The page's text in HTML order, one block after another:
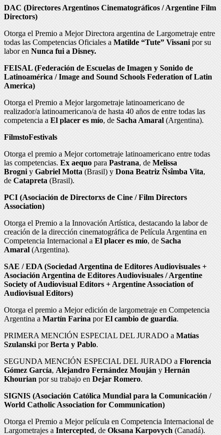
DAC (Directores Argentinos Cinematográficos / Argentine Film
Directors)
Otorga el Premio a Mejor Directora argentina de Largometraje entre
todas las Competencias Oficiales a Matilde “Tute” Vissani por su
labor en Nunca fui a Disney.
FEISAL (Federación de Escuelas de Imagen y Sonido de
Latinoamérica / Image and Sound Schools Federation of Latin
America)
Otorga el Premio a Mejor largometraje latinoamericano de
realizador/a latinoamericano/a de hasta 40 años de entre todas las
competencia a El placer es mío, de Sacha Amaral (Argentina).
FilmstoFestivals
Otorga el premio a Mejor cortometraje latinoamericano entre todas
las competencias. Ex aequo para Pastrana, de Melissa
Brogni y Gabriel Motta (Brasil) y Dona Beatriz Ñsîmba Vita,
de Catapreta (Brasil).
PCI (Asociación de Directorxs de Cine / Film Directors
Association)
Otorga el Premio a la Innovación Artística, destacando la labor de
creación de la dirección cinematográfica de Película Argentina en
Competencia Internacional a El placer es mío, de Sacha
Amaral (Argentina).
SAE / EDA (Sociedad Argentina de Editores Audiovisuales +
Asociación Argentina de Editores Audiovisuales / Argentine
Society of Audiovisual Editors + Argentine Association of
Audiovisual Editors)
Otorga el premio a Mejor edición de largometraje en Competencia
Argentina a Martín Farina porEl cambio de guardia.
PRIMERA MENCIÓN ESPECIAL DEL JURADO a Matías
Szulanski porBerta y Pablo.
SEGUNDA MENCIÓN ESPECIAL DEL JURADO a Florencia
Gómez García, Alejandro Fernández Mouján y Hernán
Khourian por su trabajo en Dejar Romero.
SIGNIS (Asociación Católica Mundial para la Comunicación /
World Catholic Association for Communication)
Otorga el Premio a Mejor película en Competencia Internacional de
Largometrajes a Intercepted, de Oksana Karpovych (Canadá).